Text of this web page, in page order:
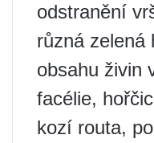
odstranění
různá zelená
obsahu živin
facélie,
kozí routa,